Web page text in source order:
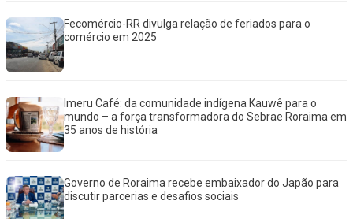
Fecomércio-RR divulga relação de feriados para o
comércio em 2025
Imeru Café: da comunidade indígena Kauwê para o
mundo – a força transformadora do Sebrae Roraima em
35 anos de história
Governo de Roraima recebe embaixador do Japão para
discutir parcerias e desafios sociais